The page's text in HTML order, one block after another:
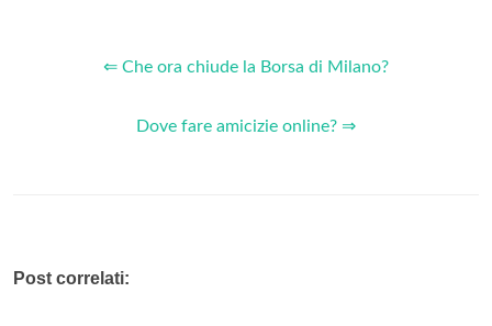
⇐ Che ora chiude la Borsa di Milano?
Dove fare amicizie online? ⇒
Post correlati: